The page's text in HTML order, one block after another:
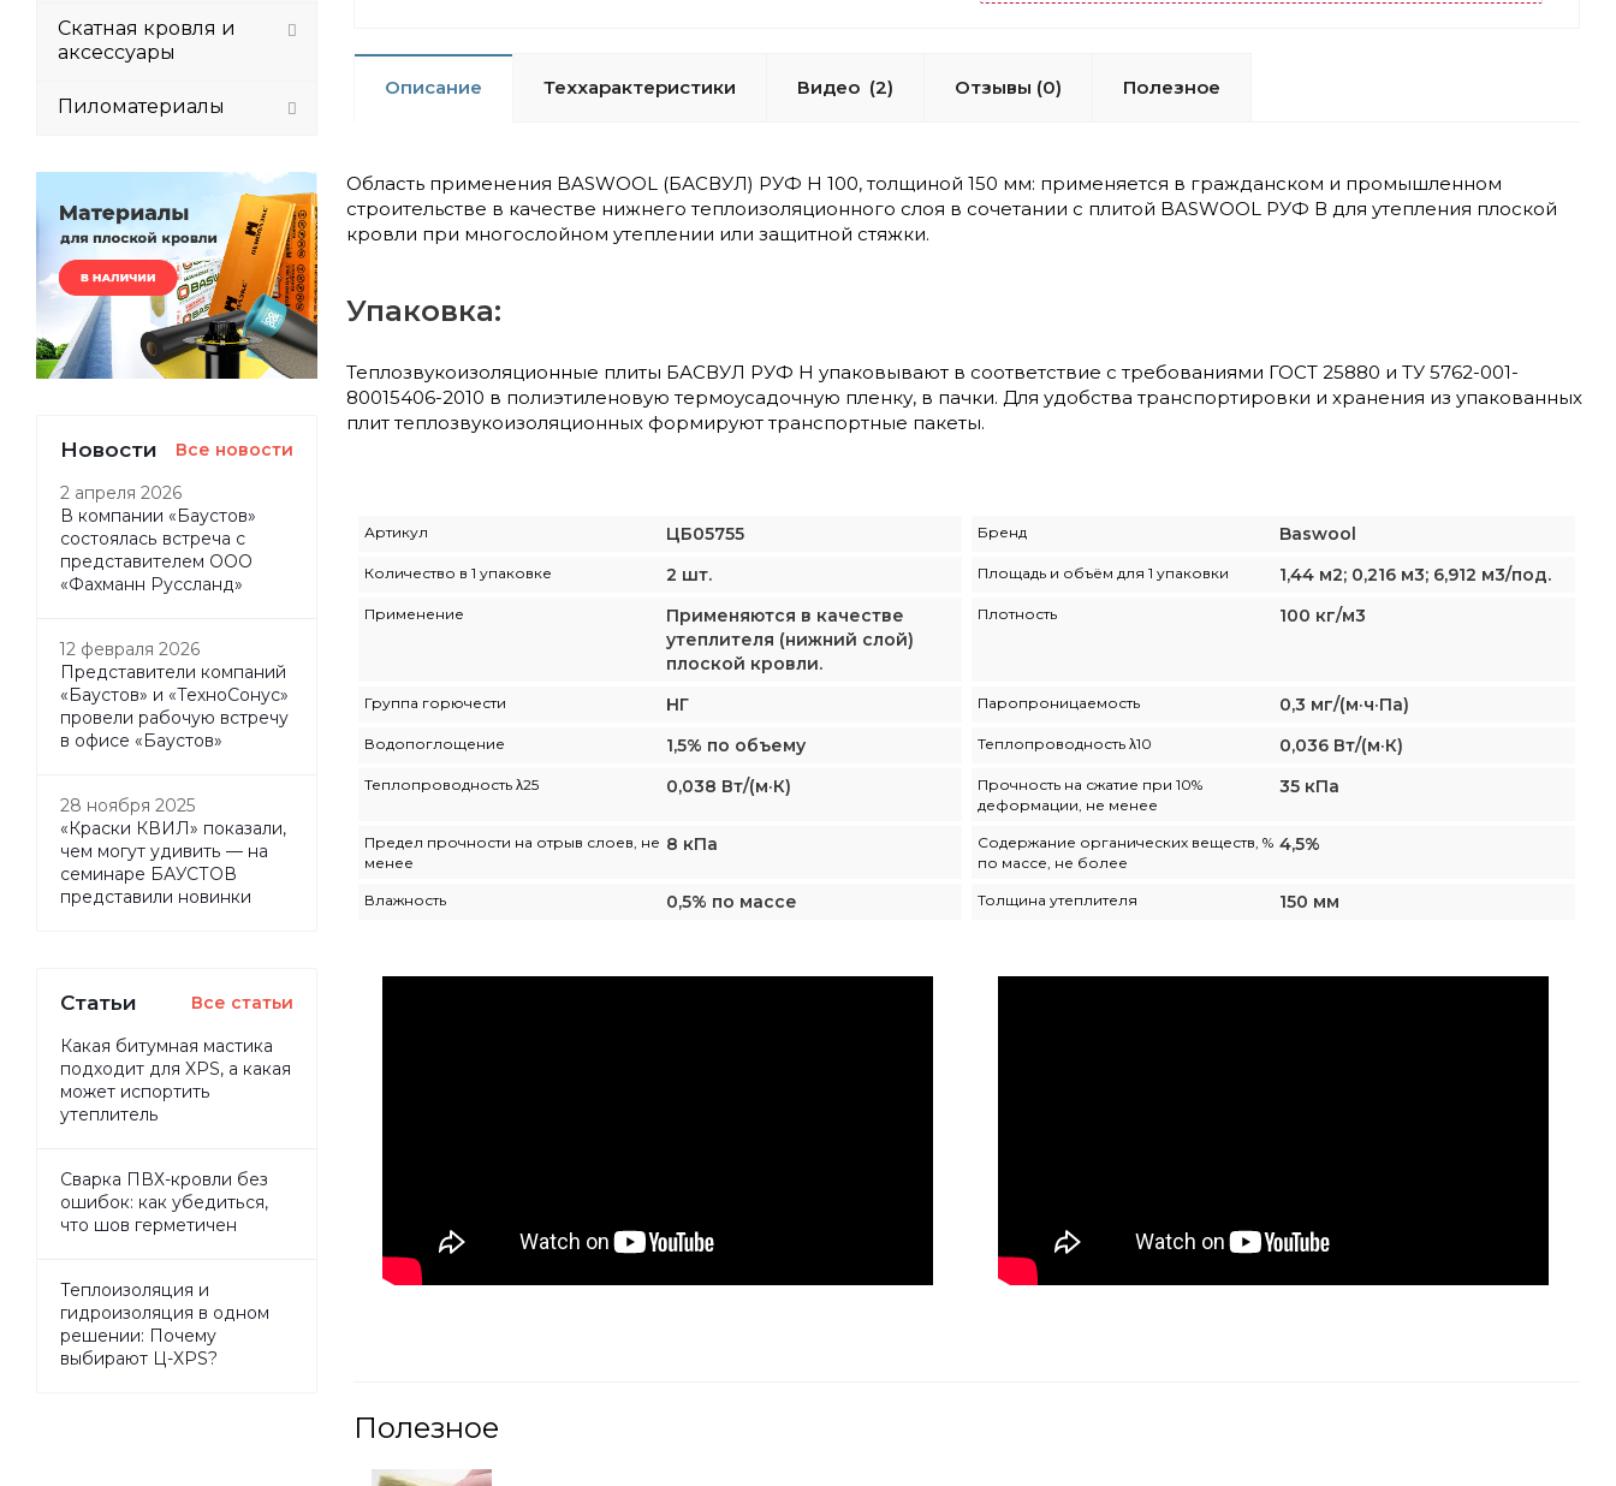
Описание Теххарактеристики Видео (2) Отзывы (0) Полезное
Область применения BASWOOL (БАСВУЛ) РУФ Н 100, толщиной 150 мм: применяется в гражданском и промышленном
строительстве в качестве нижнего теплоизоляционного слоя в сочетании с плитой BASWOOL РУФ В для утепления плоской
кровли при многослойном утеплении или защитной стяжки.
Упаковка:
Теплозвукоизоляционные плиты БАСВУЛ РУФ Н упаковывают в соответствие с требованиями ГОСТ 25880 и ТУ 5762-001-
80015406-2010 в полиэтиленовую термоусадочную пленку, в пачки. Для удобства транспортировки и хранения из упакованных
плит теплозвукоизоляционных формируют транспортные пакеты.
Артикул ЦБ05755 Бренд Baswool
Количество в 1 упаковке 2 шт. Площадь и объём для 1 упаковки 1,44 м2; 0,216 м3; 6,912 м3/под.
Применение
Применяются в качестве
утеплителя (нижний слой)
плоской кровли.
Плотность 100 кг/м3
Группа горючести НГ Паропроницаемость 0,3 мг/(м·ч·Па)
Водопоглощение 1,5% по объему Теплопроводность λ10 0,036 Вт/(м·К)
Теплопроводность λ25 0,038 Вт/(м·К)
Прочность на сжатие при 10%
деформации, не менее
35 кПа
Предел прочности на отрыв слоев, не
менее
8 кПа
Содержание органических веществ, %
по массе, не более
4,5%
Влажность 0,5% по массе Толщина утеплителя 150 мм
Полезное
Скатная кровля и
аксессуары
Пиломатериалы
Новости Все новости
2 апреля 2026
В компании «Баустов»
состоялась встреча с
представителем ООО
«Фахманн Руссланд»
12 февраля 2026
Представители компаний
«Баустов» и «ТехноСонус»
провели рабочую встречу
в офисе «Баустов»
28 ноября 2025
«Краски КВИЛ» показали,
чем могут удивить — на
семинаре БАУСТОВ
представили новинки
Статьи Все статьи
Какая битумная мастика
подходит для XPS, а какая
может испортить
утеплитель
Сварка ПВХ-кровли без
ошибок: как убедиться,
что шов герметичен
Теплоизоляция и
гидроизоляция в одном
решении: Почему
выбирают Ц-XPS?